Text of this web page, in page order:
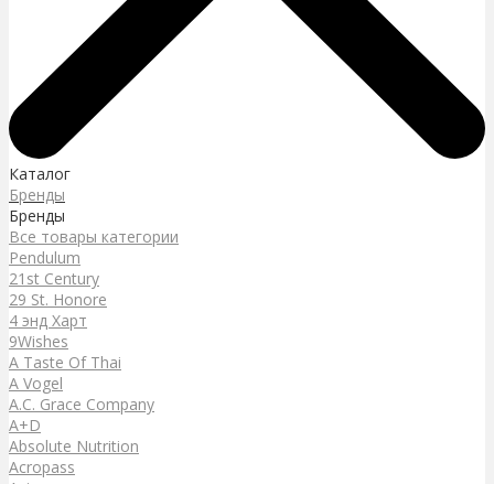
Каталог
Бренды
Бренды
Все товары категории
Pendulum
21st Century
29 St. Honore
4 энд Харт
9Wishes
A Taste Of Thai
A Vogel
A.C. Grace Company
A+D
Absolute Nutrition
Acropass